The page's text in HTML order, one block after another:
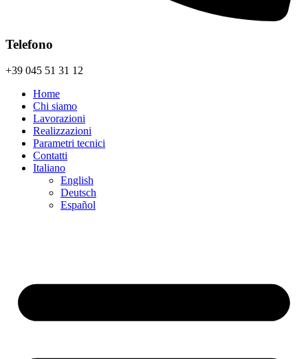
Telefono
+39 045 51 31 12
Home
Chi siamo
Lavorazioni
Realizzazioni
Parametri tecnici
Contatti
Italiano
English
Deutsch
Español